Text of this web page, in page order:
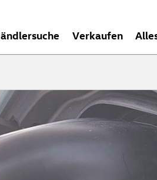
Verkaufen